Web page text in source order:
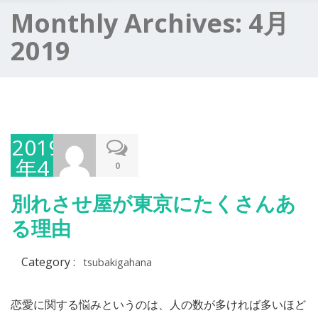
Monthly Archives: 4月
2019
2019
年4
月
29
日
0
別れさせ屋が東京にたくさんあ
る理由
Category : tsubakigahana
恋愛に関する悩みというのは、人の数が多ければ多いほど